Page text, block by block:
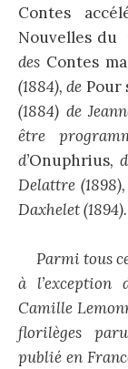
Contes
Nouvelles du
des Contes
(1884), de Pour
(1884) de
être
d’Onuphrius,
Delattre (1898),
Daxhelet
Parmi tous
à l’exception
Camille
florilèges
publié en